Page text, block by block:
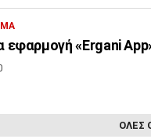
εφαρμογή «Ergani
ΟΛΕΣ